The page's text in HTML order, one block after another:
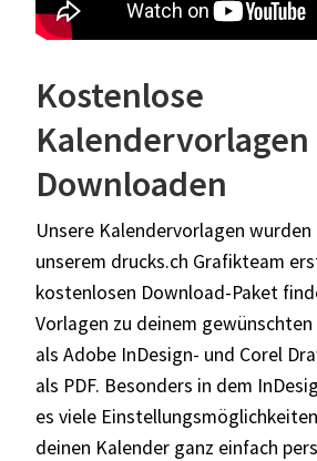
Kostenlose
Kalendervorlagen
Downloaden
Unsere Kalendervorlagen
unserem drucks.ch Grafikteam
kostenlosen Download-Paket
Vorlagen zu deinem
als Adobe InDesign- und Corel
als PDF. Besonders in dem
es viele
deinen Kalender ganz einfach